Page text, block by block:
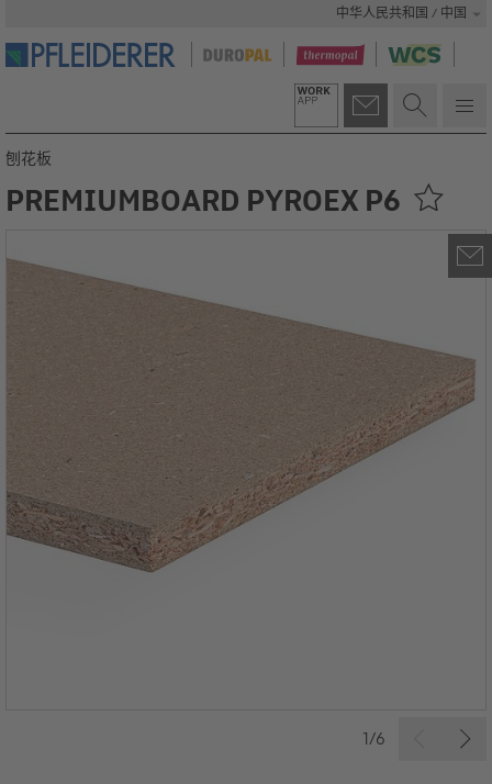
中华人民共和国 / 中国
1/6
刨花板
PREMIUMBOARD PYROEX P6